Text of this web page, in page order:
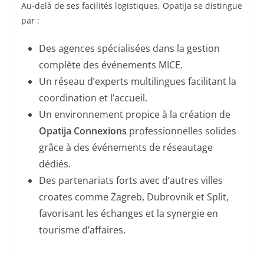
Au-delà de ses facilités logistiques, Opatija se distingue
par :
Des agences spécialisées dans la gestion
complète des événements MICE.
Un réseau d’experts multilingues facilitant la
coordination et l’accueil.
Un environnement propice à la création de
Opatija Connexions professionnelles solides
grâce à des événements de réseautage
dédiés.
Des partenariats forts avec d’autres villes
croates comme Zagreb, Dubrovnik et Split,
favorisant les échanges et la synergie en
tourisme d’affaires.